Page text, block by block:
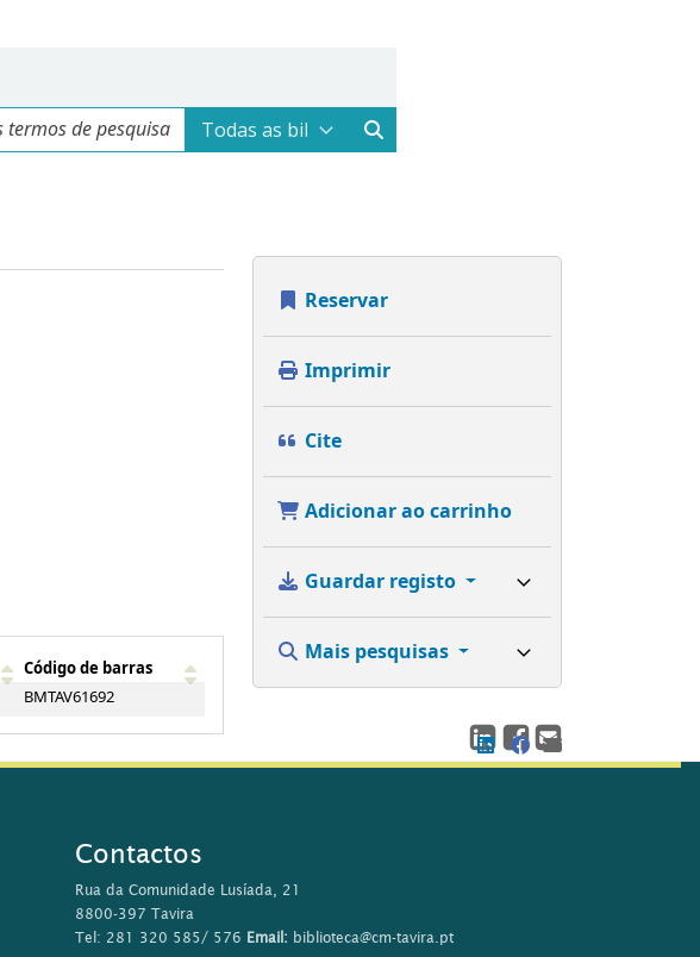
Código de barras
BMTAV61692
Reservar
Imprimir
Cite
Adicionar ao carrinho
Guardar registo
Mais pesquisas
Contactos
Rua da Comunidade Lusíada, 21
8800-397 Tavira
Tel: 281 320 585/ 576 Email: biblioteca@cm-tavira.pt